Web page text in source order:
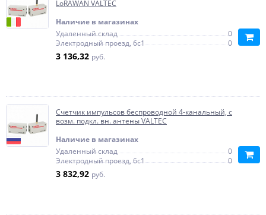
LoRAWAN VALTEC
Наличие в магазинах
Удаленный склад
0
Электродный проезд, 6с1
0
3 136,32 руб.
Счетчик импульсов беспроводной 4-канальный, c
возм. подкл. вн. антены VALTEC
Наличие в магазинах
Удаленный склад
0
Электродный проезд, 6с1
0
3 832,92 руб.